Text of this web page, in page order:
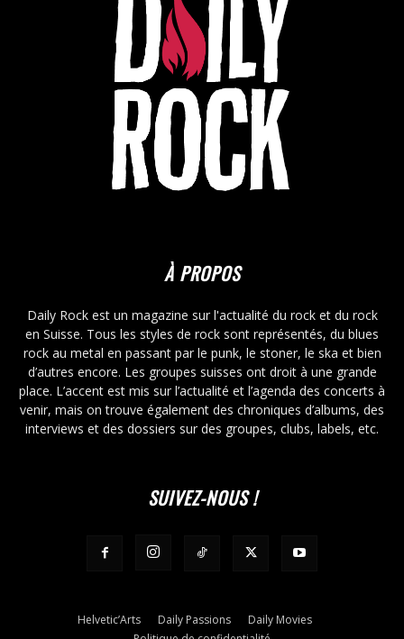
À PROPOS
Daily Rock est un magazine sur l'actualité du rock et du rock
en Suisse. Tous les styles de rock sont représentés, du blues
rock au metal en passant par le punk, le stoner, le ska et bien
d’autres encore. Les groupes suisses ont droit à une grande
place. L’accent est mis sur l’actualité et l’agenda des concerts à
venir, mais on trouve également des chroniques d’albums, des
interviews et des dossiers sur des groupes, clubs, labels, etc.
SUIVEZ-NOUS !
Helvetic’Arts Daily Passions
Daily Movies